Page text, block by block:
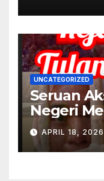
Paripurna
UNCATEGORIZED
Seruan
Negeri
Bawang
Lampung
APRIL 18, 2026